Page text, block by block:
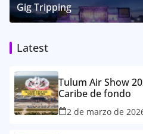
Gig Tripping
Latest
Tulum Air Show
Caribe de fondo
2 de marzo de